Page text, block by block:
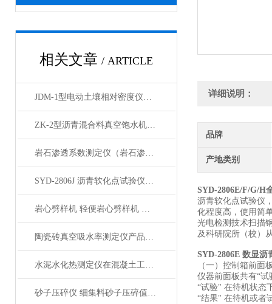
相关文章 / ARTICLE
JDM-1型电动土壤相对密度仪技术参数
ZK-2型沥青混合料真空饱水机产品展示
岩石渗透系数测定仪（岩石渗透仪）产品展示
SYD-2806J 沥青软化点试验仪电脑四路液晶打印展示
岩心劈样机 轻便岩心劈样机 岩芯劈开机产品展示
陶瓷砖真空吸水率测定仪产品展示
水泥水化热测定仪在混凝土工程中的应用
砂子压碎仪 细集料砂子压碎值指标测定仪产品展示
详细说明：
品牌
产地类别
SYD-2806E/F/G/H
沥青软化点试验仪
化程度高，使用简
光电检测技术扫描
及科研院所（校）
SYD-2806E 数显沥
（一）控制箱前面
仪器前面板共有“
“试验" 在待机状态
“结果" 在待机或者